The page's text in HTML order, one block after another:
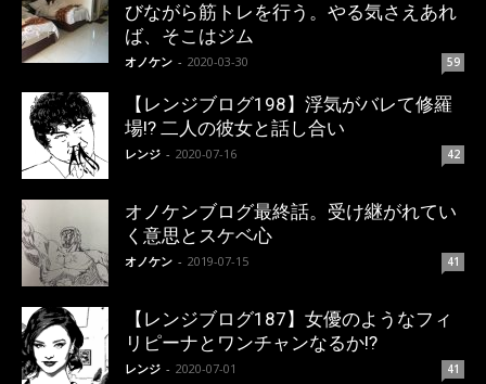
びながら筋トレを行う。やる気さえあれ
ば、そこはジム
オノケン - 2020-03-30 59
【レンジブログ198】浮気がバレて修羅
場!? 二人の彼女と話し合い
レンジ - 2020-07-16 42
オノケンブログ最終話。受け継がれてい
く意思とスケベ心
オノケン - 2019-07-15 41
【レンジブログ187】女優のようなフィ
リピーナとワンチャンなるか!?
レンジ - 2020-07-01 41